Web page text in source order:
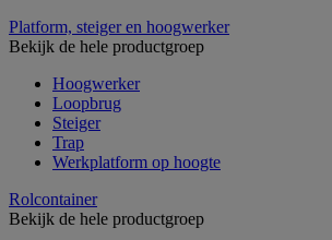
Platform, steiger en hoogwerker
Bekijk de hele productgroep
Hoogwerker
Loopbrug
Steiger
Trap
Werkplatform op hoogte
Rolcontainer
Bekijk de hele productgroep